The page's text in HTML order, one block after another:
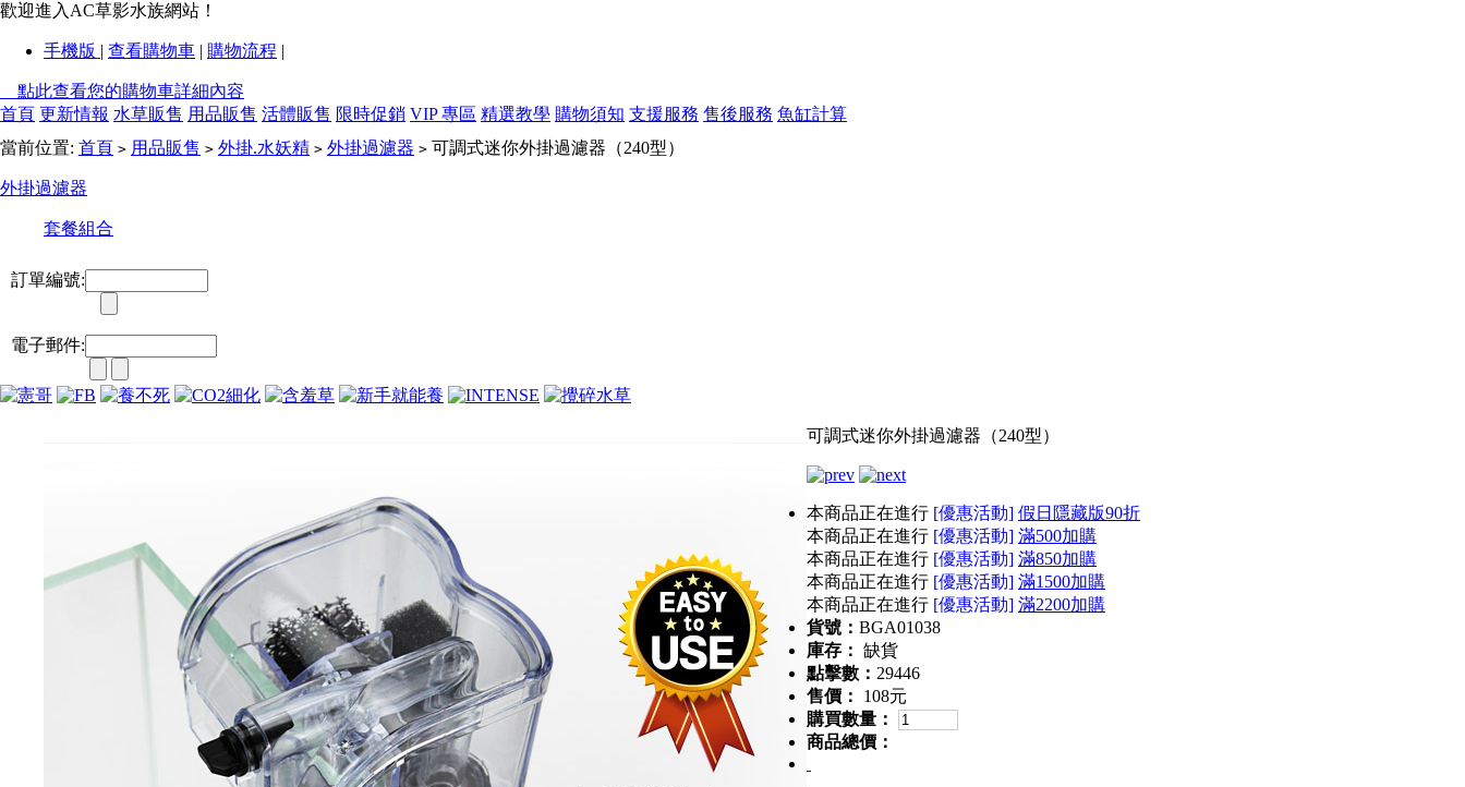
歡迎進入AC草影水族網站！
手機版 | 查看購物車 | 購物流程 |
點此查看您的購物車詳細內容
首頁 更新情報 水草販售 用品販售 活體販售 限時促銷 VIP 專區 精選教學 購物須知 支援服務 售後服務 魚缸計算
當前位置: 首頁 > 用品販售 > 外掛.水妖精 > 外掛過濾器 > 可調式迷你外掛過濾器（240型）
外掛過濾器
套餐組合
訂單編號:
電子郵件:
可調式迷你外掛過濾器（240型）
本商品正在進行 [優惠活動] 假日隱藏版90折
本商品正在進行 [優惠活動] 滿500加購
本商品正在進行 [優惠活動] 滿850加購
本商品正在進行 [優惠活動] 滿1500加購
本商品正在進行 [優惠活動] 滿2200加購
貨號： BGA01038
庫存： 缺貨
點擊數： 29446
售價：
108元
購買數量：
商品總價：